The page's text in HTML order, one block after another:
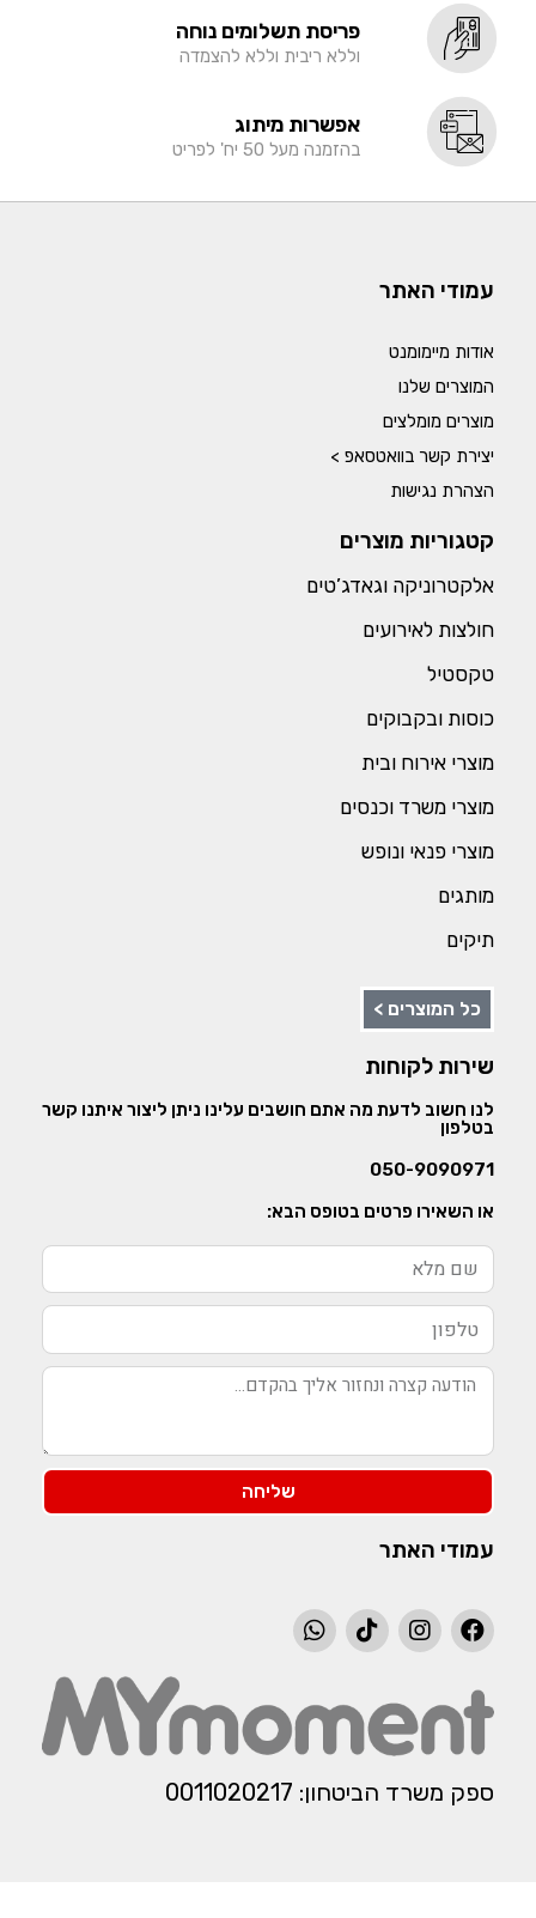
פריסת תשלומים נוחה
וללא ריבית וללא להצמדה
אפשרות מיתוג
בהזמנה מעל 50 יח' לפריט
עמודי האתר
אודות מיימומנט
המוצרים שלנו
מוצרים מומלצים
יצירת קשר בוואטסאפ >
הצהרת נגישות
קטגוריות מוצרים
אלקטרוניקה וגאדג’טים
חולצות לאירועים
טקסטיל
כוסות ובקבוקים
מוצרי אירוח ובית
מוצרי משרד וכנסים
מוצרי פנאי ונופש
מותגים
תיקים
כל המוצרים >
שירות לקוחות
לנו חשוב לדעת מה אתם חושבים עלינו ניתן ליצור איתנו קשר
בטלפון
050-9090971
או השאירו פרטים בטופס הבא:
שליחה
עמודי האתר
ספק משרד הביטחון: 0011020217​​